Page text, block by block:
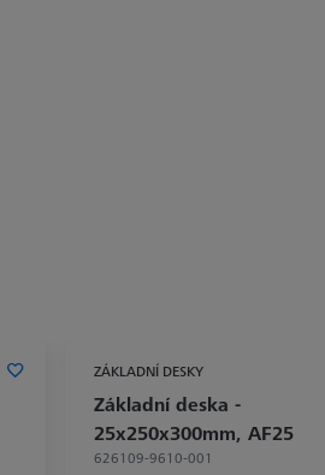
ZÁKLADNÍ DESKY
Základní deska -
25x250x300mm, AF25
626109-9610-001